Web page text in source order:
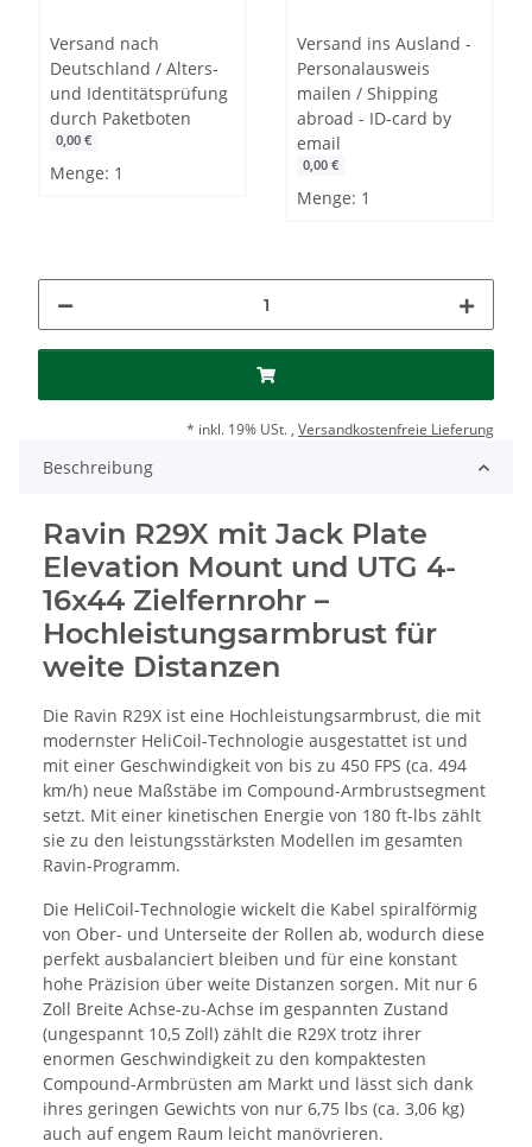
Versand nach
Deutschland / Alters-
und Identitätsprüfung
durch Paketboten
0,00 €
Menge: 1
Versand ins Ausland -
Personalausweis
mailen / Shipping
abroad - ID-card by
email
0,00 €
Menge: 1
* inkl. 19% USt. , Versandkostenfreie Lieferung
Beschreibung
Ravin R29X mit Jack Plate
Elevation Mount und UTG 4-
16x44 Zielfernrohr –
Hochleistungsarmbrust für
weite Distanzen
Die Ravin R29X ist eine Hochleistungsarmbrust, die mit
modernster HeliCoil-Technologie ausgestattet ist und
mit einer Geschwindigkeit von bis zu 450 FPS (ca. 494
km/h) neue Maßstäbe im Compound-Armbrustsegment
setzt. Mit einer kinetischen Energie von 180 ft-lbs zählt
sie zu den leistungsstärksten Modellen im gesamten
Ravin-Programm.
Die HeliCoil-Technologie wickelt die Kabel spiralförmig
von Ober- und Unterseite der Rollen ab, wodurch diese
perfekt ausbalanciert bleiben und für eine konstant
hohe Präzision über weite Distanzen sorgen. Mit nur 6
Zoll Breite Achse-zu-Achse im gespannten Zustand
(ungespannt 10,5 Zoll) zählt die R29X trotz ihrer
enormen Geschwindigkeit zu den kompaktesten
Compound-Armbrüsten am Markt und lässt sich dank
ihres geringen Gewichts von nur 6,75 lbs (ca. 3,06 kg)
auch auf engem Raum leicht manövrieren.